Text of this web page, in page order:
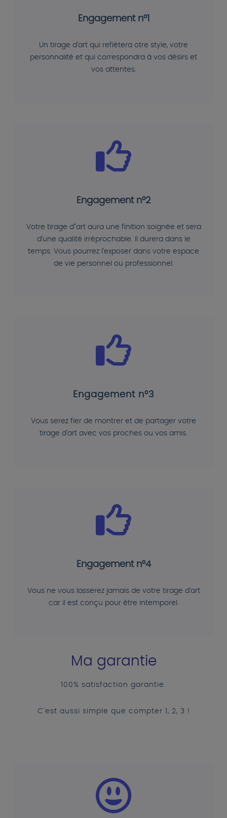
Engagement n°1
Un tirage d'art qui reflétera otre style, votre
personnalité et qui correspondra à vos désirs et
vos attentes.
Engagement n°2
Votre tirage d"art aura une finition soignée et sera
d'une qualité irréprochable. Il durera dans le
temps. Vous pourrez l'exposer dans votre espace
de vie personnel ou professionnel.
Engagement n°3
Vous serez fier de montrer et de partager votre
tirage d'art avec vos proches ou vos amis.
Engagement n°4
Vous ne vous lasserez jamais de votre tirage d'art
car il est conçu pour être intemporel.
Ma garantie
100% satisfaction garantie.
C'est aussi simple que compter 1, 2, 3 !